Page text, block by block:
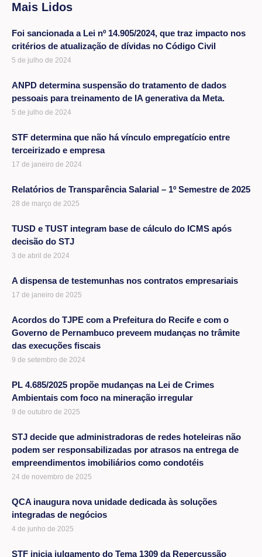
Mais Lidos
Foi sancionada a Lei nº 14.905/2024, que traz impacto nos
critérios de atualização de dívidas no Código Civil
5 de julho de 2024
ANPD determina suspensão do tratamento de dados
pessoais para treinamento de IA generativa da Meta.
5 de julho de 2024
STF determina que não há vínculo empregatício entre
terceirizado e empresa
17 de janeiro de 2024
Relatórios de Transparência Salarial – 1º Semestre de 2025
28 de março de 2025
TUSD e TUST integram base de cálculo do ICMS após
decisão do STJ
3 de abril de 2024
A dispensa de testemunhas nos contratos empresariais
17 de janeiro de 2025
Acordos do TJPE com a Prefeitura do Recife e com o
Governo de Pernambuco preveem mudanças no trâmite
das execuções fiscais
9 de setembro de 2024
PL 4.685/2025 propõe mudanças na Lei de Crimes
Ambientais com foco na mineração irregular
9 de outubro de 2025
STJ decide que administradoras de redes hoteleiras não
podem ser responsabilizadas por atrasos na entrega de
empreendimentos imobiliários como condotéis
24 de novembro de 2025
QCA inaugura nova unidade dedicada às soluções
integradas de negócios
4 de junho de 2025
STF inicia julgamento do Tema 1309 da Repercussão